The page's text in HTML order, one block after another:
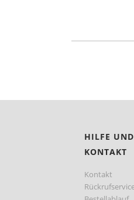
HILFE UND
KONTAKT
Kontakt